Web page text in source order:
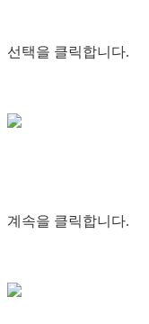
선택을 클릭합니다.
계속을 클릭합니다.